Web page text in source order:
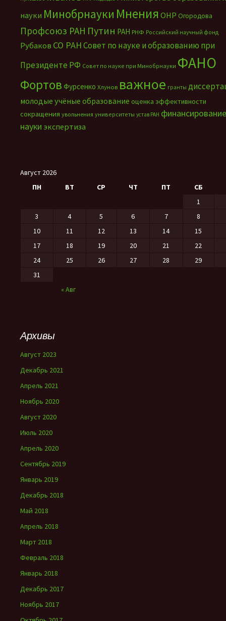
науки Минобрнауки Мнения ОНР Огородова
Профсоюз РАН Путин РАН РНФ Российский научный фонд
Рубаков СО РАНСовет по науке и образованию при
Президенте РФ Совет по науке при Минобрнауки ФАНО
Фортов Фурсенко Хлунов важное гранты
молодые учёные образование оценка эффективности
сокращения увольнения университеты устав РАН финансирование
науки экспертиза
Август 2026
ПН
ВТ СР ЧТ ПТ СБ
« Авг
1
3
4 5 6 7
8
10
11 12 13 14
15
17
18 19 20 21
22
24
25 26 27 28
29
31
Архивы
Август 2023
Декабрь 2021
Апрель 2021
Ноябрь 2020
Август 2020
Июль 2020
Апрель 2020
Сентябрь 2019
Январь 2019
Декабрь 2018
Май 2018
Апрель 2018
Март 2018
Февраль 2018
Январь 2018
Декабрь 2017
Ноябрь 2017